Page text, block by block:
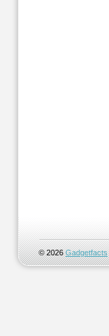
© 2026Gadgetfacts